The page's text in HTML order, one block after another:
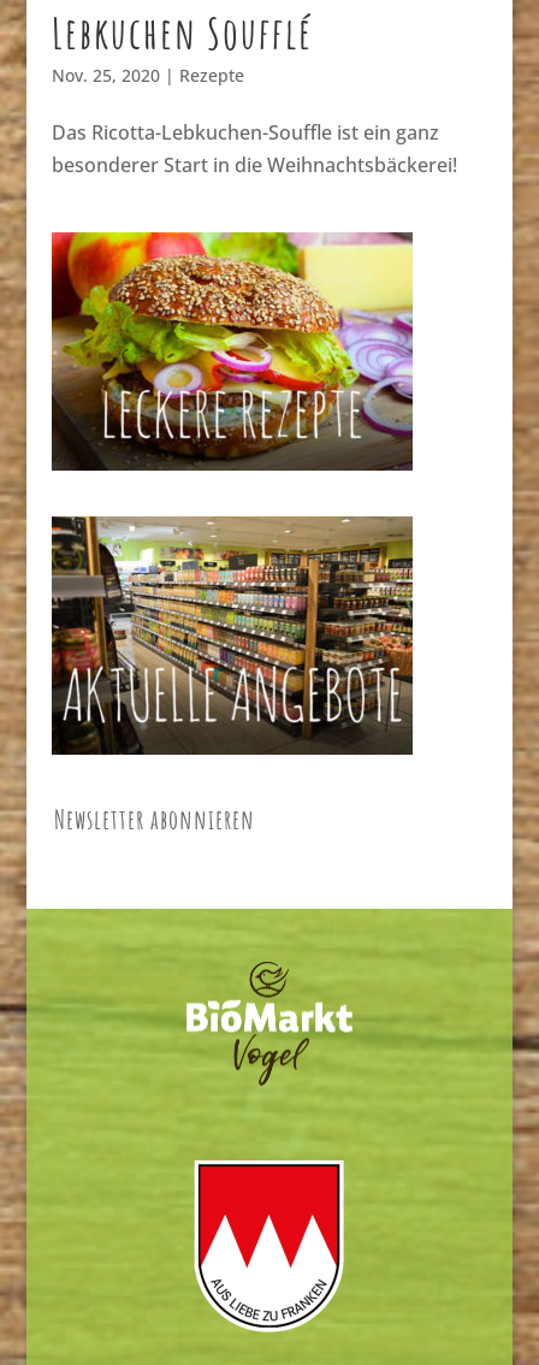
Lebkuchen Soufflé
Nov. 25, 2020| Rezepte
Das Ricotta-Lebkuchen-Souffle ist ein ganz
besonderer Start in die Weihnachtsbäckerei!
Newsletter abonnieren